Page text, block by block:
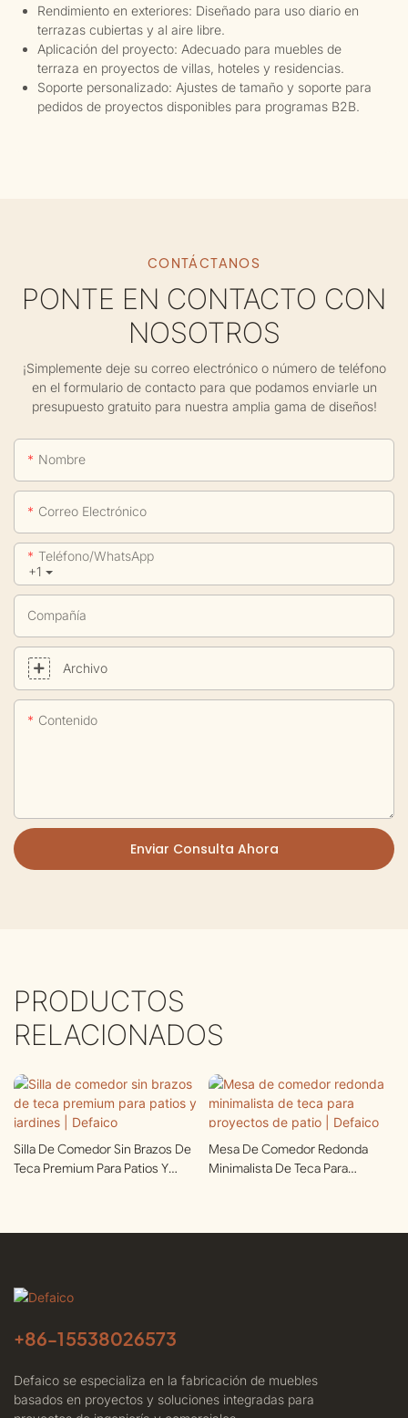
Rendimiento en exteriores: Diseñado para uso diario en
terrazas cubiertas y al aire libre.
Aplicación del proyecto: Adecuado para muebles de
terraza en proyectos de villas, hoteles y residencias.
Soporte personalizado: Ajustes de tamaño y soporte para
pedidos de proyectos disponibles para programas B2B.
CONTÁCTANOS
PONTE EN CONTACTO CON
NOSOTROS
¡Simplemente deje su correo electrónico o número de teléfono
en el formulario de contacto para que podamos enviarle un
presupuesto gratuito para nuestra amplia gama de diseños!
Nombre
Correo Electrónico
+1
Teléfono/WhatsApp
Compañía
Archivo
Contenido
Enviar Consulta Ahora
PRODUCTOS
RELACIONADOS
Silla De Comedor Sin Brazos De
Teca Premium Para Patios Y
Mesa De Comedor Redonda
Minimalista De Teca Para
+86-15538026573
Defaico se especializa en la fabricación de muebles
basados ​​en proyectos y soluciones integradas para